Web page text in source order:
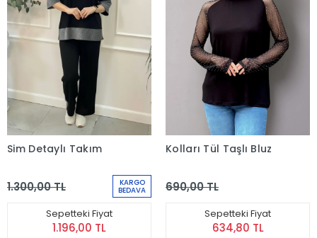
Sim Detaylı Takım
1.300,00 TL KARGO
BEDAVA
Sepetteki Fiyat
1.196,00 TL
Kolları Tül Taşlı Bluz
690,00 TL
Sepetteki Fiyat
634,80 TL